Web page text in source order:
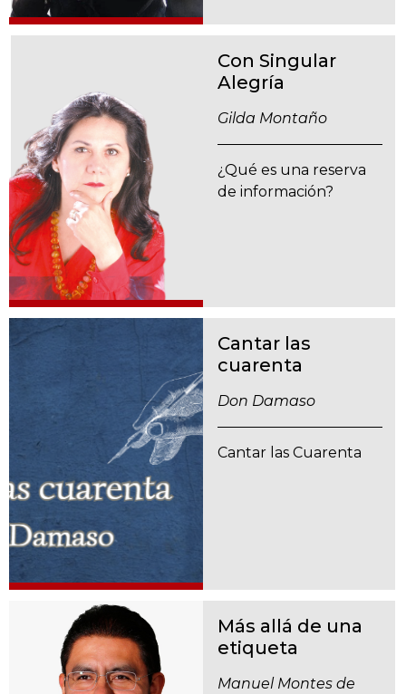
Con Singular
Alegría
Gilda Montaño
¿Qué es una reserva
de información?
Cantar las
cuarenta
Don Damaso
Cantar las Cuarenta
Más allá de una
etiqueta
Manuel Montes de